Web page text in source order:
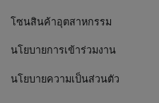
โซนสินค้าอุตสาหกรรม
นโยบายการเข้าร่วมงาน
นโยบายความเป็นส่วนตัว